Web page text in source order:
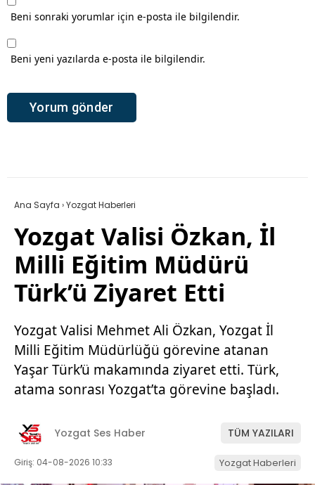
Beni sonraki yorumlar için e-posta ile bilgilendir.
Beni yeni yazılarda e-posta ile bilgilendir.
Ana Sayfa ›Yozgat Haberleri
Yozgat Valisi Özkan, İl
Milli Eğitim Müdürü
Türk’ü Ziyaret Etti
Yozgat Valisi Mehmet Ali Özkan, Yozgat İl
Milli Eğitim Müdürlüğü görevine atanan
Yaşar Türk’ü makamında ziyaret etti. Türk,
atama sonrası Yozgat’ta görevine başladı.
Yozgat Ses Haber TÜM YAZILARI
Giriş: 04-08-2026 10:33 Yozgat Haberleri